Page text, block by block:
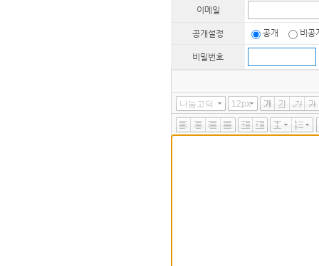
이메일
공개설정 공개 비공
비밀번호
나눔고딕
12px